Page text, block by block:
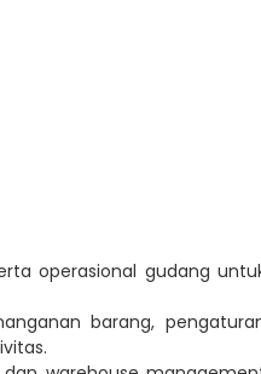
operasional gudang
barang,